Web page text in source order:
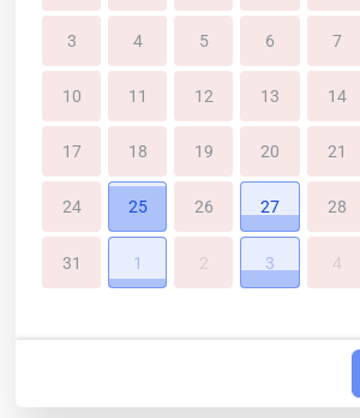
3 4 5 6 7
10 11 12 13 14
17 18 19 20 21
24 25 26 27 28
31 1 2 3 4